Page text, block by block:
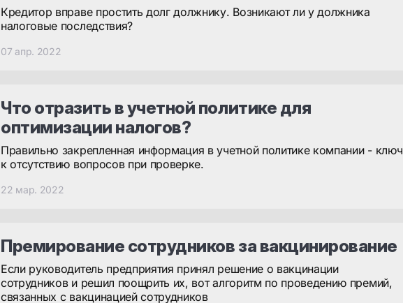
Кредитор вправе простить долг должнику. Возникают ли у должника
налоговые последствия?
07 апр. 2022
Что отразить в учетной политике для
оптимизации налогов?
Правильно закрепленная информация в учетной политике компании - ключ
к отсутствию вопросов при проверке.
22 мар. 2022
Премирование сотрудников за вакцинирование
Если руководитель предприятия принял решение о вакцинации
сотрудников и решил поощрить их, вот алгоритм по проведению премий,
связанных с вакцинацией сотрудников